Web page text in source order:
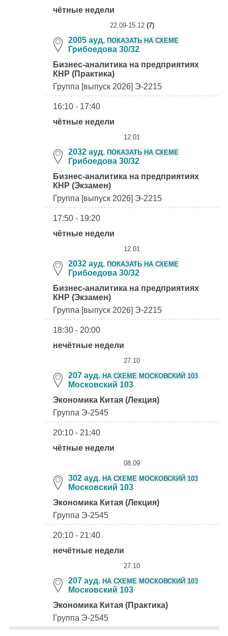
чётные недели
22.09-15.12 (7)
2005 ауд. ПОКАЗАТЬ НА СХЕМЕ
Грибоедова 30/32
Бизнес-аналитика на предприятиях
КНР (Практика)
Группа [выпуск 2026] Э-2215
16:10 - 17:40
чётные недели
12.01
2032 ауд. ПОКАЗАТЬ НА СХЕМЕ
Грибоедова 30/32
Бизнес-аналитика на предприятиях
КНР (Экзамен)
Группа [выпуск 2026] Э-2215
17:50 - 19:20
чётные недели
12.01
2032 ауд. ПОКАЗАТЬ НА СХЕМЕ
Грибоедова 30/32
Бизнес-аналитика на предприятиях
КНР (Экзамен)
Группа [выпуск 2026] Э-2215
18:30 - 20:00
нечётные недели
27.10
207 ауд. НА СХЕМЕ МОСКОВСКИЙ 103
Московский 103
Экономика Китая (Лекция)
Группа Э-2545
20:10 - 21:40
чётные недели
08.09
302 ауд. НА СХЕМЕ МОСКОВСКИЙ 103
Московский 103
Экономика Китая (Лекция)
Группа Э-2545
20:10 - 21:40
нечётные недели
27.10
207 ауд. НА СХЕМЕ МОСКОВСКИЙ 103
Московский 103
Экономика Китая (Практика)
Группа Э-2545